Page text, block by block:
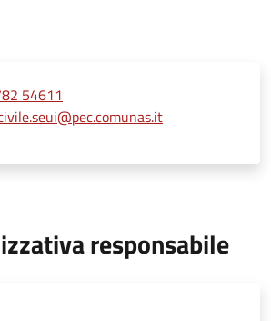
54611
responsabile